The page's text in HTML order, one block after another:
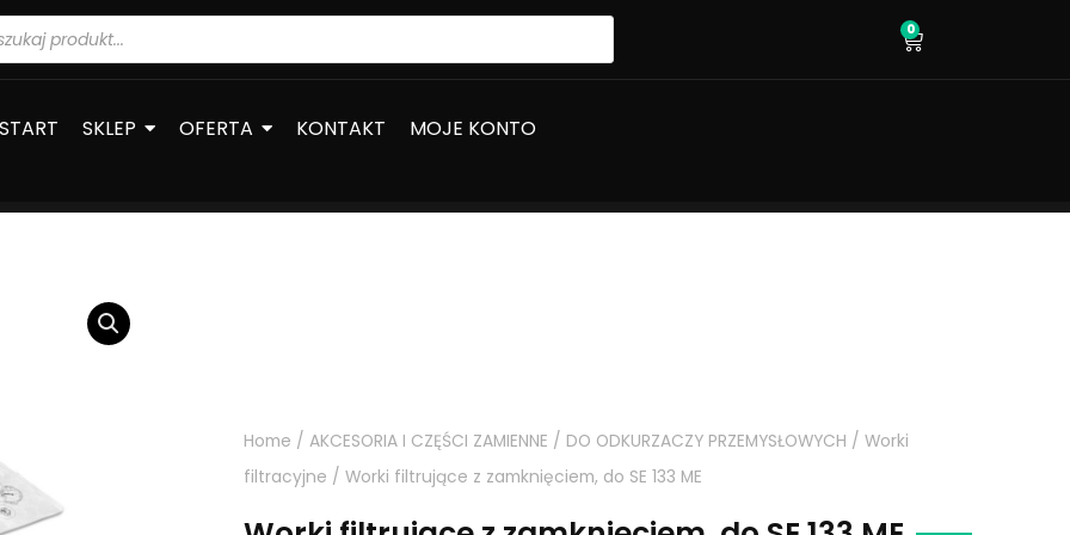
0 wózek
START SKLEP OFERTA KONTAKT MOJE KONTO
Home / AKCESORIA I CZĘŚCI ZAMIENNE / DO ODKURZACZY PRZEMYSŁOWYCH / Worki
filtracyjne / Worki filtrujące z zamknięciem, do SE 133 ME